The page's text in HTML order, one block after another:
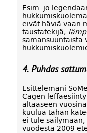
Esim. jo
eivät häviä vaan
taustatekijä;
samansuuntaista
4. Puhdas
Esittelemäni
Cagen
altaaseen
kuulua tähän
ei tule
vuodesta 2009